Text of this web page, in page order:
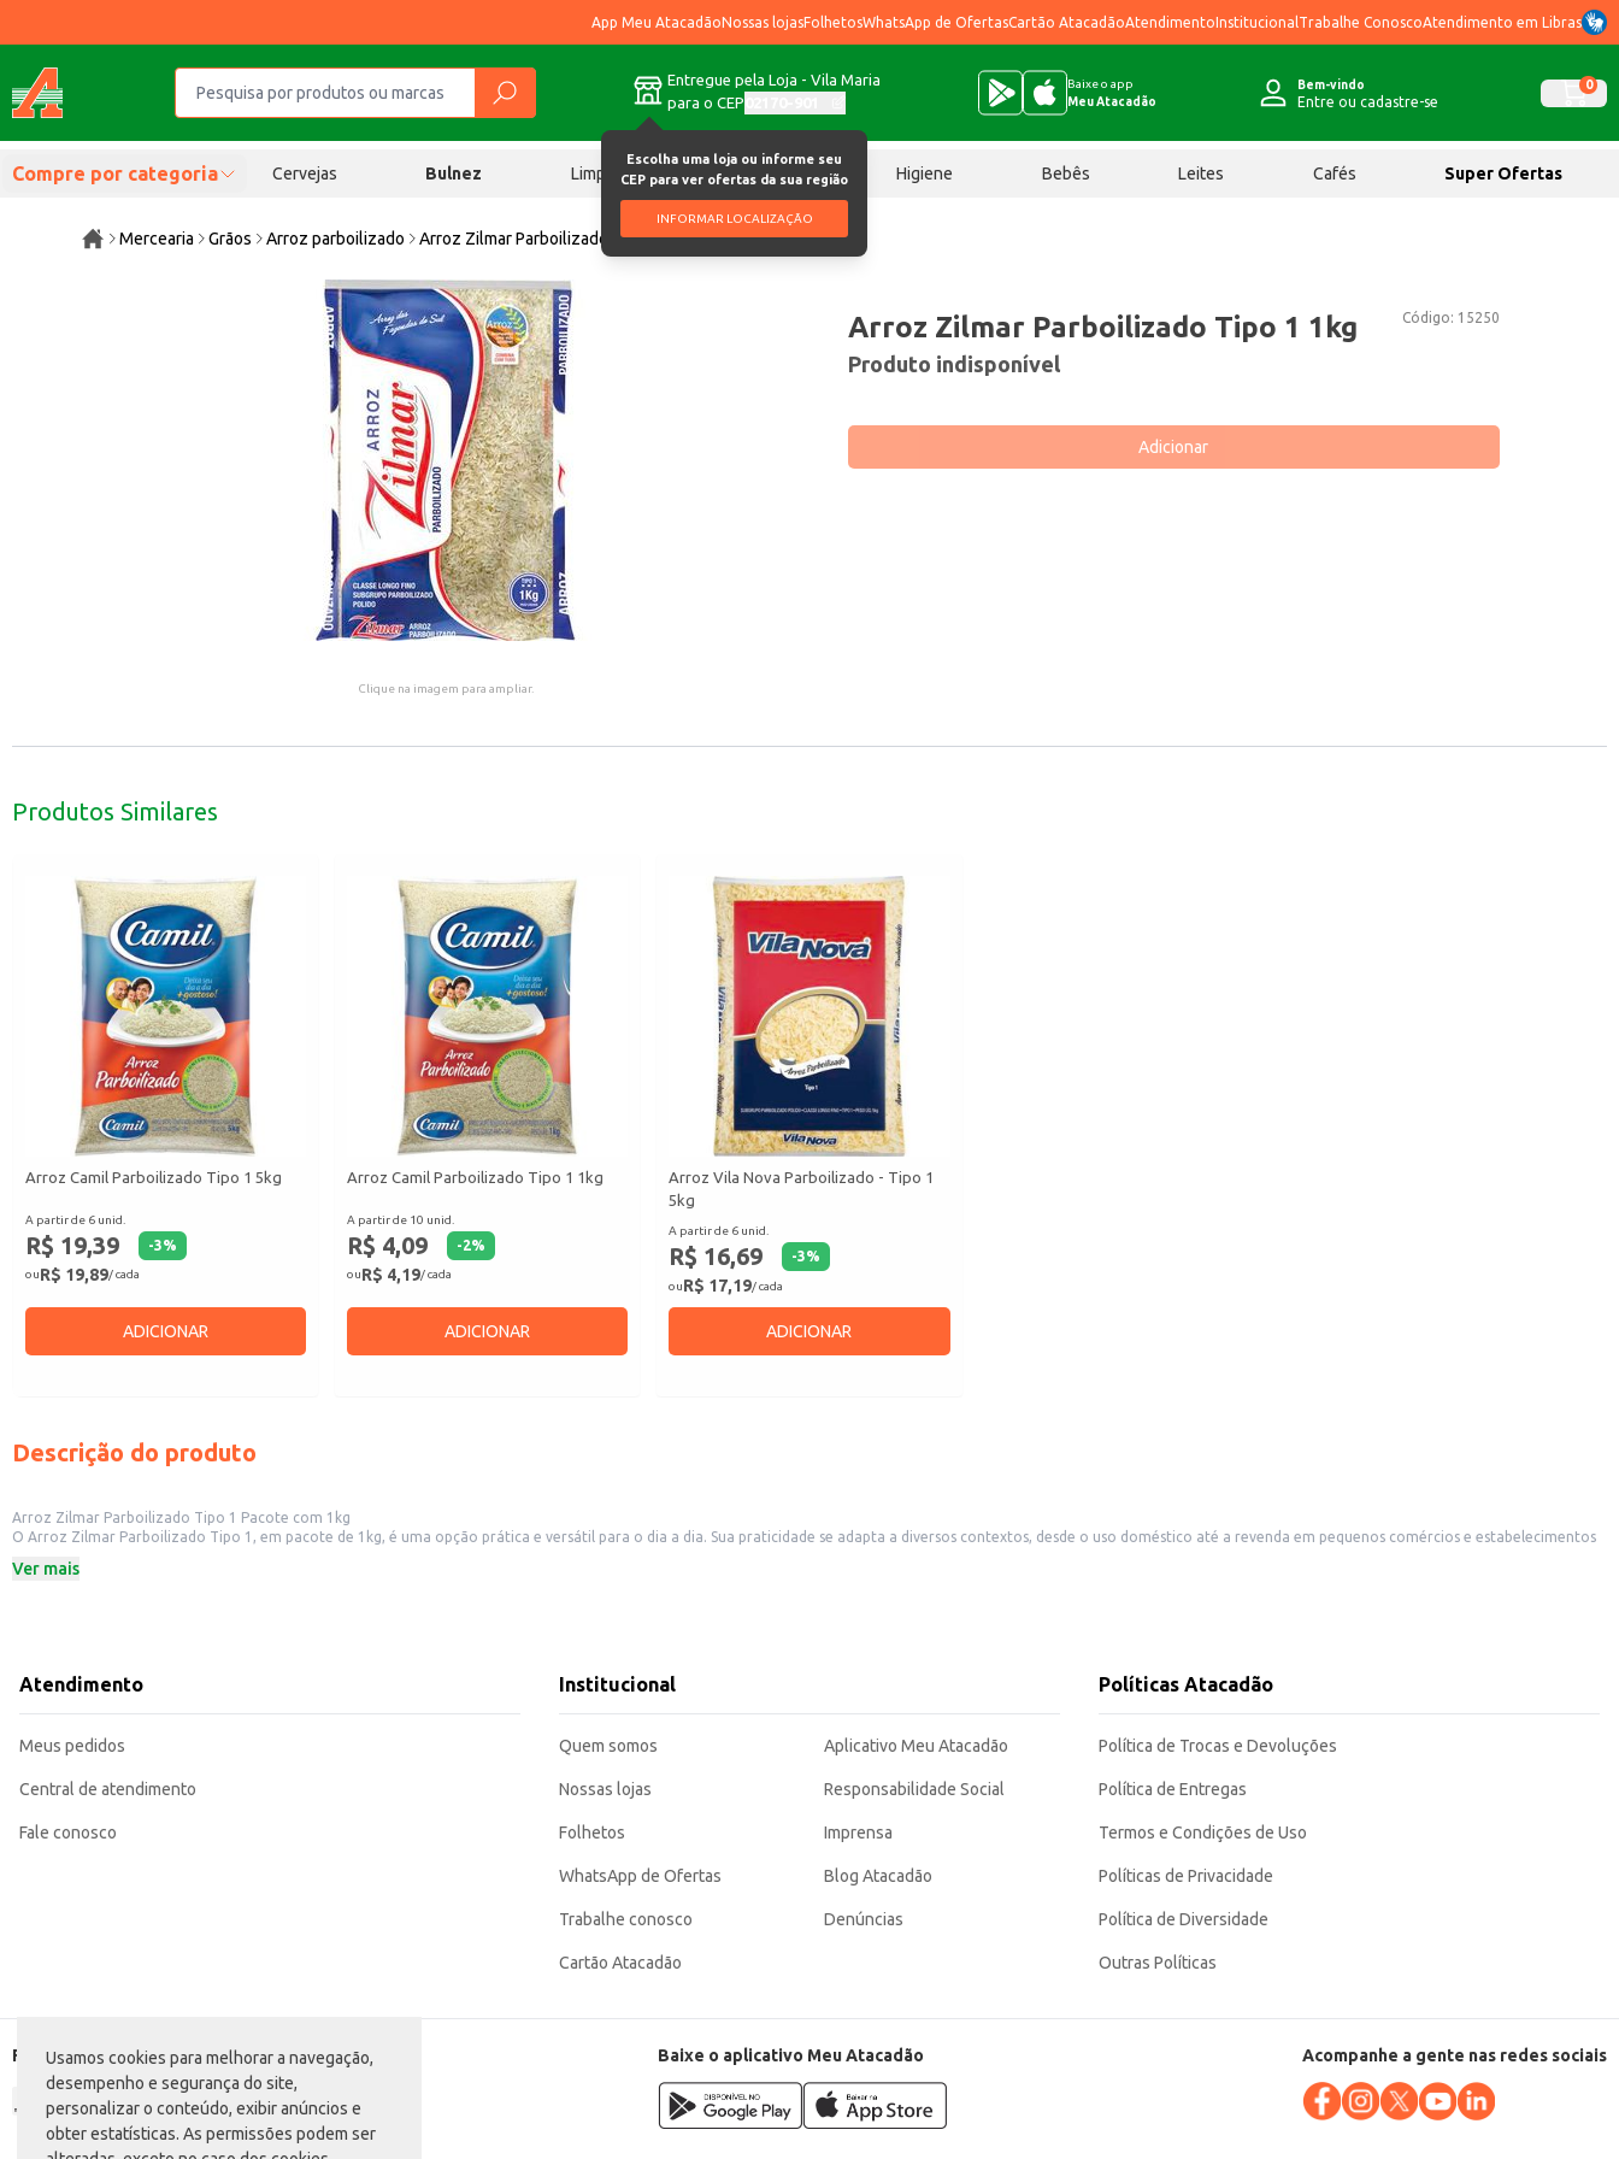
Usamos cookies para melhorar a navegação,
desempenho e segurança do site,
personalizar o conteúdo, exibir anúncios e
obter estatísticas. As permissões podem ser
App Meu AtacadãoNossas lojasFolhetosWhatsApp de OfertasCartão AtacadãoAtendimentoInstitucional Trabalhe ConoscoAtendimento em Libras
Entregue pela Loja - Vila Maria
para o CEP
Escolha uma loja ou informe seu
CEP para ver ofertas da sua região
INFORMAR LOCALIZAÇÃO
Baixe o app
Meu Atacadão
Bem-vindo
Entre ou cadastre-se
0
Compre por categoria Cervejas Bulnez Limpeza Chocolates Higiene Bebês Leites Cafés Super Ofertas
Mercearia Grãos Arroz parboilizado Arroz Zilmar Parboilizado Tipo 1 1kg
Clique na imagem para ampliar.
Código: 15250
Arroz Zilmar Parboilizado Tipo 1 1kg
Produto indisponível
Adicionar
Produtos Similares
Arroz Camil Parboilizado Tipo 1 5kg
A partir de 6 unid.
R$ 19,39 -3%
ouR$ 19,89/ cada
ADICIONAR
Arroz Camil Parboilizado Tipo 1 1kg
A partir de 10 unid.
R$ 4,09 -2%
ouR$ 4,19/ cada
ADICIONAR
Arroz Vila Nova Parboilizado - Tipo 1
5kg
A partir de 6 unid.
R$ 16,69 -3%
ouR$ 17,19/ cada
ADICIONAR
Descrição do produto
Arroz Zilmar Parboilizado Tipo 1 Pacote com 1kg
O Arroz Zilmar Parboilizado Tipo 1, em pacote de 1kg, é uma opção prática e versátil para o dia a dia. Sua praticidade se adapta a diversos contextos, desde o uso doméstico até a revenda em pequenos comércios e estabelecimentos
Dicas de uso:
O Arroz Zilmar Parboilizado Tipo 1 oferece um bom rendimento e mantém suas características após o cozimento, sendo uma escolha eficiente para diferentes necessidades. Sua embalagem de 1kg é prática para manuseio e
armazenamento.
Marca: Zilmar
Categoria: Arroz parboilizado
EAN: 7898911195150
Ver mais
Atendimento
Meus pedidos
Central de atendimento
Fale conosco
Institucional
Quem somos
Nossas lojas
Folhetos
WhatsApp de Ofertas
Trabalhe conosco
Cartão Atacadão
Aplicativo Meu Atacadão
Responsabilidade Social
Imprensa
Blog Atacadão
Denúncias
Políticas Atacadão
Política de Trocas e Devoluções
Política de Entregas
Termos e Condições de Uso
Políticas de Privacidade
Política de Diversidade
Outras Políticas
Formas de pagamento Baixe o aplicativo Meu Atacadão Acompanhe a gente nas redes sociais